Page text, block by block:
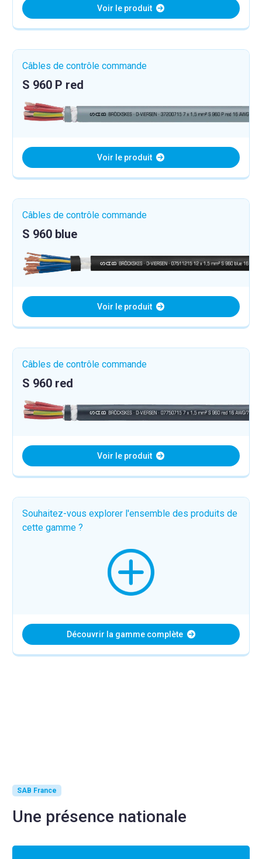
Voir le produit
Câbles de contrôle commande
S 960 P red
Voir le produit
Câbles de contrôle commande
S 960 blue
Voir le produit
Câbles de contrôle commande
S 960 red
Voir le produit
Souhaitez-vous explorer l'ensemble des produits de
cette gamme ?
Découvrir la gamme complète
SAB France
Une présence nationale